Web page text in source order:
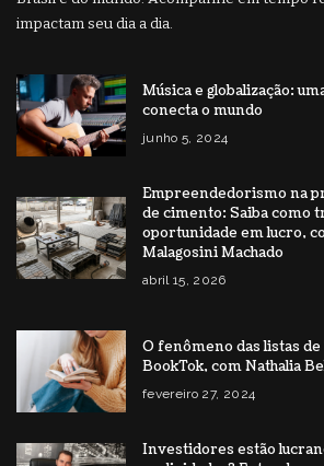
impactam seu dia a dia.
Música e globalização:
conecta o mundo
junho 5, 2024
Empreendedorismo na
de cimento: Saiba como
oportunidade em lucro,
Malagosini Machado
abril 15, 2026
O fenômeno das listas
BookTok, com Nathalia
fevereiro 27, 2024
Investidores estão